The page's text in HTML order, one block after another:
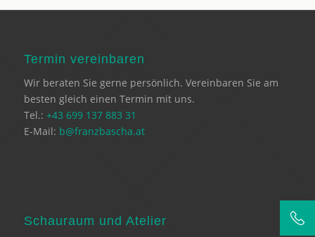
Termin vereinbaren
Wir beraten Sie gerne persönlich. Vereinbaren Sie am
besten gleich einen Termin mit uns.
Tel.: +43 699 137 883 31
E-Mail: b@franzbascha.at
Schauraum und Atelier